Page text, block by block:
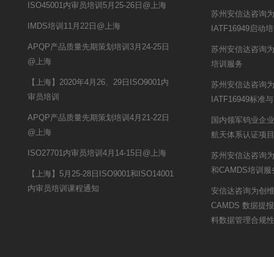
ISO45001内审员培训5月25-26日@上海
IMDS培训11月22日@上海
APQP产品质量先期策划培训3月24-25日
@上海
【上海】2020年4月26、29日ISO9001内
审员培训
APQP产品质量先期策划培训4月21-22日
@上海
ISO27701内审员培训4月14-15日@上海
【上海】5月25-28日ISO9001和ISO14001
内审员培训课程通知
苏州安信达咨询
IATF16949启动
苏州安信达咨询
培训服务
苏州安信达咨询
IATF16949标准
国内领军钨业企
航天体系认证项
苏州安信达咨询
和CAMDS培训服
安信达咨询为创
CAMDS 数据提
料数据管理合规性